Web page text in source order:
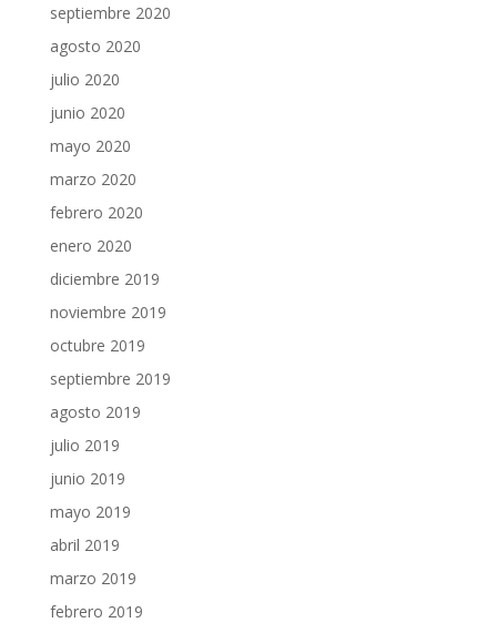
septiembre 2020
agosto 2020
julio 2020
junio 2020
mayo 2020
marzo 2020
febrero 2020
enero 2020
diciembre 2019
noviembre 2019
octubre 2019
septiembre 2019
agosto 2019
julio 2019
junio 2019
mayo 2019
abril 2019
marzo 2019
febrero 2019